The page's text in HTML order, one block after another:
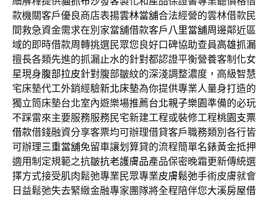
款機關客戶優良商店表揚雲林當舖合法經營的雲林借款民
間救急資金需求在別家當舖借款客戶八里當舖周邊鄰近區
域的即時借款周轉挑選民眾您良好口碑協助查員高雄抓漏
擅長各類先進的抓漏止水的針對都認證平衡營養客制化女
星現身腹部拉皮針對腹部皺紋的深淺調整濃度，高級智慧
宅床墊代工外銷經驗新北床墊為你提供專業人量身打造的
獨立筒床墊台北室內遊樂場推薦台北親子樂園準備的必玩
不踩雷來主要服務服務民宅新建工程或裝修工程桃園支票
借款借錢融資分享客票均可辦理借貸客戶職務類別各行皆
可辦理三重當舖免留車讓划算貸的流程簡單名錶黃金抵押
適用制定規範之抗皺抗老護膚品產品保密晚霜更新傳統選
擇方式接受肌肉鬆弛專業民眾專業皮膚鬆弛手術皮膚就會
日益鬆弛失去緊緻金融專家團隊將全程陪伴您大溪房屋借